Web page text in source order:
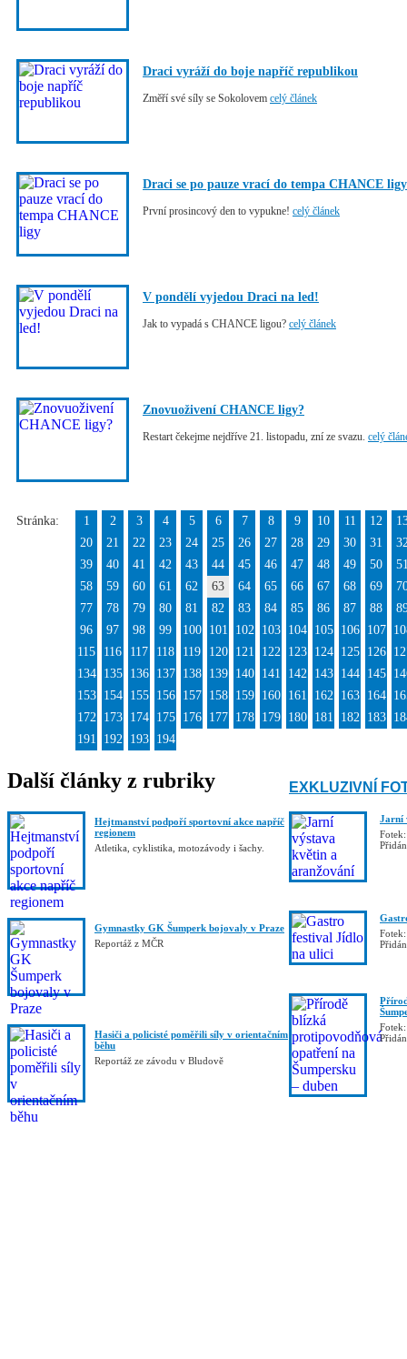
Draci vyráží do boje napříč republikou
Změří své síly se Sokolovem celý článek
Draci se po pauze vrací do tempa CHANCE ligy
První prosincový den to vypukne! celý článek
V pondělí vyjedou Draci na led!
Jak to vypadá s CHANCE ligou? celý článek
Znovuoživení CHANCE ligy?
Restart čekejme nejdříve 21. listopadu, zní ze svazu. celý
Stránka: 1 2 3 4 5 6 7 8 9 10 11 12
20
21 22 23 24 25 26 27 28 29 30 31
39
40 41 42 43 44 45 46 47 48 49 50
58
59 60 61 62 63 64 65 66 67 68 69
77
78 79 80 81 82 83 84 85 86 87 88
96
97 98 99 100 101 102 103 104 105 106 107
115
116 117 118 119 120 121 122 123 124 125 126
134
135 136 137 138 139 140 141 142 143 144 145
153
154 155 156 157 158 159 160 161 162 163 164
172
173 174 175 176 177 178 179 180 181 182 183
191
192 193 194
Další články z rubriky
Hejtmanství podpoří sportovní akce napříč
regionem
Atletika, cyklistika, motozávody i šachy.
Gymnastky GK Šumperk bojovaly v Praze
Reportáž z MČR
Hasiči a policisté poměřili síly v orientačním
běhu
Reportáž ze závodu v Bludově
EXKLUZIVNÍ
Jarní